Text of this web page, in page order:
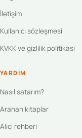
İletişim
Kullanıcı sözleşmesi
KVKK ve gizlilik politikası
YARDIM
Nasıl satarım?
Aranan kitaplar
Alıcı rehberi